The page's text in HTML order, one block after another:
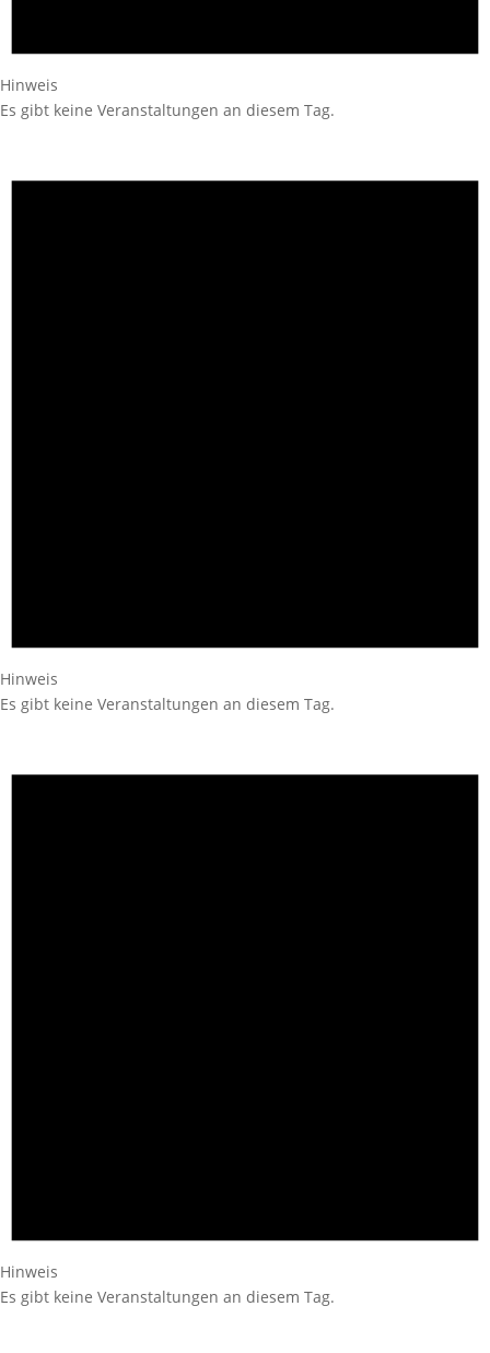
Hinweis
Es gibt keine Veranstaltungen an diesem Tag.
Hinweis
Es gibt keine Veranstaltungen an diesem Tag.
Hinweis
Es gibt keine Veranstaltungen an diesem Tag.